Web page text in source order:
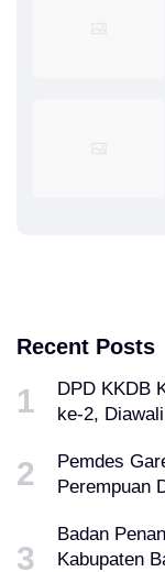
Recent Posts
DPD KKDB
ke-2,
Pemdes
Perempuan
Badan
Kabupaten